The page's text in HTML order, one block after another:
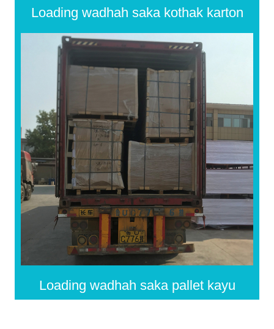
Loading wadhah saka kothak karton
Loading wadhah saka pallet kayu